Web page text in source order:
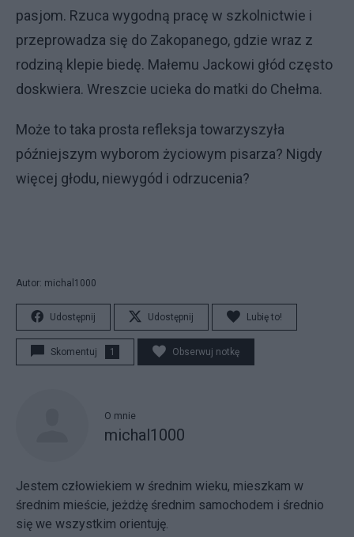
pasjom. Rzuca wygodną pracę w szkolnictwie i
przeprowadza się do Zakopanego, gdzie wraz z
rodziną klepie biedę. Małemu Jackowi głód często
doskwiera. Wreszcie ucieka do matki do Chełma.
Może to taka prosta refleksja towarzyszyła
późniejszym wyborom życiowym pisarza? Nigdy
więcej głodu, niewygód i odrzucenia?
Autor: michal1000
Udostępnij Udostępnij Lubię to!
Skomentuj 1 Obserwuj notkę
O mnie
michal1000
Jestem człowiekiem w średnim wieku, mieszkam w
średnim mieście, jeżdżę średnim samochodem i średnio
się we wszystkim orientuję.